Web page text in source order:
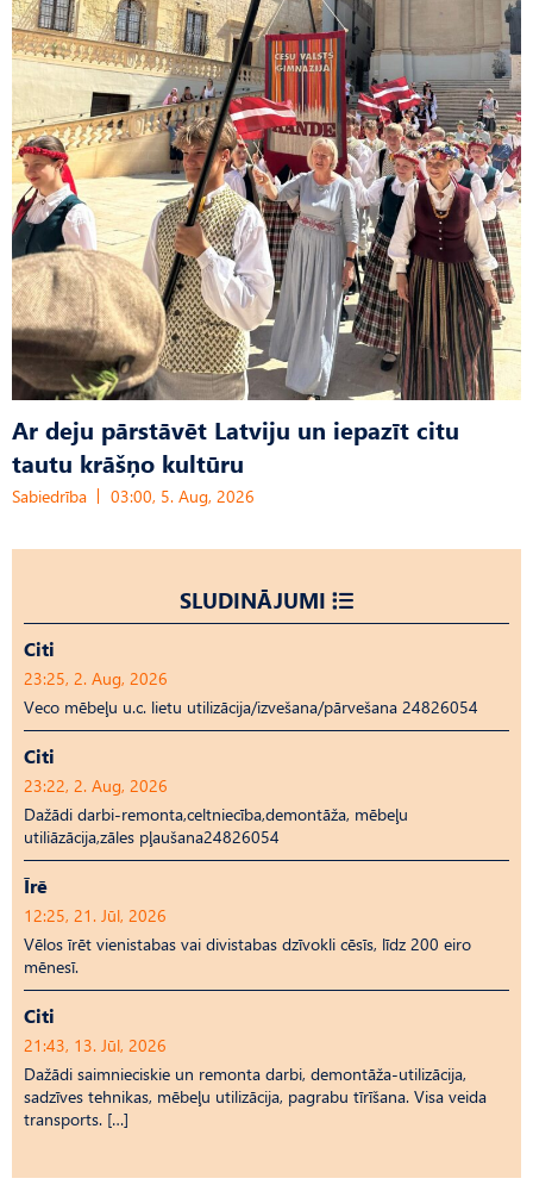
Ar deju pārstāvēt Latviju un iepazīt citu
tautu krāšņo kultūru
Sabiedrība 03:00, 5. Aug, 2026
SLUDINĀJUMI
Citi
23:25, 2. Aug, 2026
Veco mēbeļu u.c. lietu utilizācija/izvešana/pārvešana 24826054
Citi
23:22, 2. Aug, 2026
Dažādi darbi-remonta,celtniecība,demontāža, mēbeļu
utiliāzācija,zāles pļaušana24826054
Īrē
12:25, 21. Jūl, 2026
Vēlos īrēt vienistabas vai divistabas dzīvokli cēsīs, līdz 200 eiro
mēnesī.
Citi
21:43, 13. Jūl, 2026
Dažādi saimnieciskie un remonta darbi, demontāža-utilizācija,
sadzīves tehnikas, mēbeļu utilizācija, pagrabu tīrīšana. Visa veida
transports. […]